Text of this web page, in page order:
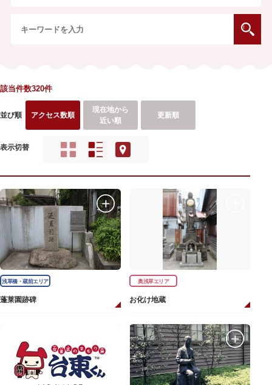
該当件数320件
並び順 アクセス数順
現在地から
近い順
更新順
表示切替
浅草橋・蔵前エリア
蓬莱園跡碑
奥浅草エリア
お化け地蔵